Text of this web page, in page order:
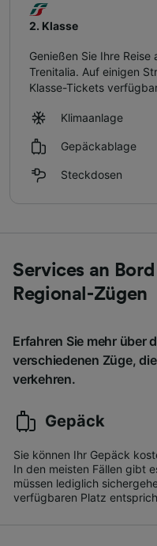
2. Klasse
Genießen Sie Ihre
Trenitalia. Auf einigen
Klasse-Tickets
Klimaanlage
Gepäckablage
Steckdosen
Services an
Regional-Zügen
Erfahren Sie mehr über
verschiedenen Züge,
verkehren.
Gepäck
Sie können Ihr Gepäck
In den meisten Fällen gibt
müssen lediglich
verfügbaren Platz